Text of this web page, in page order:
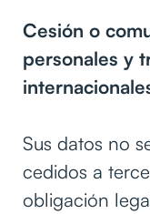
Cesión o
personales y
Sus datos no
cedidos a
obligación